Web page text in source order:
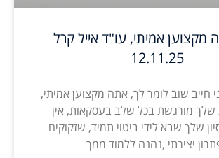
מקצוען אמיתי, עו"ד אייל קרל
12.11.25
חייב שוב לומר לך, אתה מקצוען אמיתי,
שלך מורגשת בכל שלב בעסקאות, אין
שלך שבא לידי ביטוי תמיד, שזקוקים
יצירתי ,נהנה ללמוד ממך